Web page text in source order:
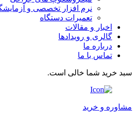
نرم افزار تخصصی و
تعمیرات دستگاه
اخبار و مقالات
گالری و رویدادها
درباره ما
تماس با ما
سبد خرید شما خالی است.
مشاوره و خرید